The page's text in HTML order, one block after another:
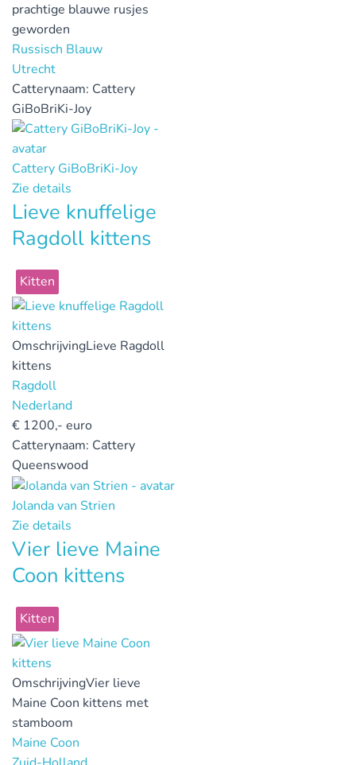
prachtige blauwe rusjes
geworden
Russisch Blauw
Utrecht
Catterynaam: Cattery
GiBoBriKi-Joy
Cattery GiBoBriKi-Joy
Zie details
Lieve knuffelige
Ragdoll kittens
Kitten
OmschrijvingLieve Ragdoll
kittens
Ragdoll
Nederland
€ 1200,- euro
Catterynaam: Cattery
Queenswood
Jolanda van Strien
Zie details
Vier lieve Maine
Coon kittens
Kitten
OmschrijvingVier lieve
Maine Coon kittens met
stamboom
Maine Coon